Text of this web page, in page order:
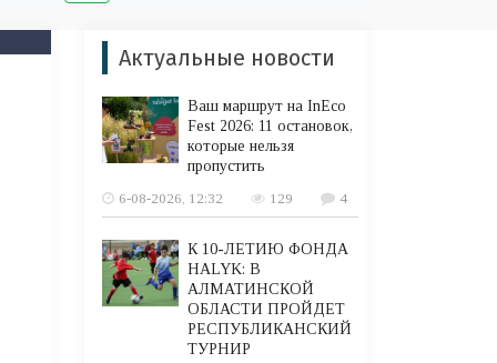
Актуальные новости
Ваш маршрут на InEco
Fest 2026: 11 остановок,
которые нельзя
пропустить
6-08-2026, 12:32
129 4
К 10-ЛЕТИЮ ФОНДА
HALYK: В
АЛМАТИНСКОЙ
ОБЛАСТИ ПРОЙДЕТ
РЕСПУБЛИКАНСКИЙ
ТУРНИР